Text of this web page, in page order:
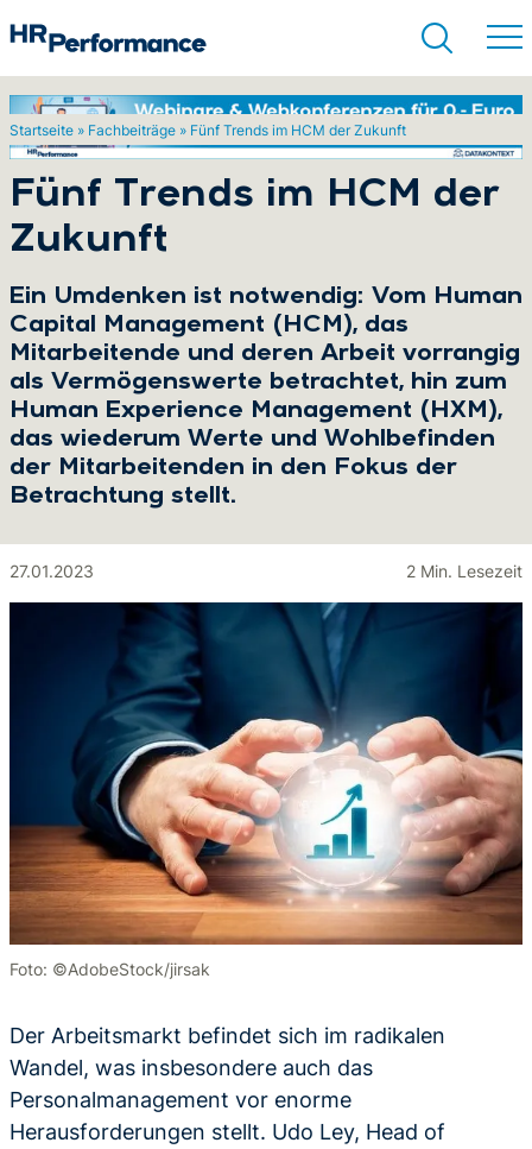
Startseite » Fachbeiträge » Fünf Trends im HCM der Zukunft
Fünf Trends im HCM der
Zukunft
Ein Umdenken ist notwendig: Vom Human
Capital Management (HCM), das
Mitarbeitende und deren Arbeit vorrangig
als Vermögenswerte betrachtet, hin zum
Human Experience Management (HXM),
das wiederum Werte und Wohlbefinden
der Mitarbeitenden in den Fokus der
Betrachtung stellt.
27.01.2023 2 Min. Lesezeit
Foto: ©AdobeStock/jirsak
Der Arbeitsmarkt befindet sich im radikalen
Wandel, was insbesondere auch das
Personalmanagement vor enorme
Herausforderungen stellt. Udo Ley, Head of